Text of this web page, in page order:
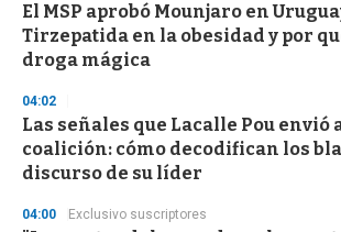
El MSP aprobó Mounjaro en
Tirzepatida en la obesidad y por
droga mágica
04:02
Las señales que Lacalle Pou envió
coalición: cómo decodifican los
discurso de su líder
04:00 Exclusivo suscriptores